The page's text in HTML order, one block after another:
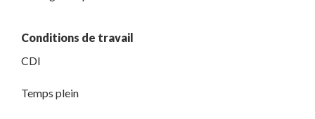
Conditions de travail
CDI
Temps plein